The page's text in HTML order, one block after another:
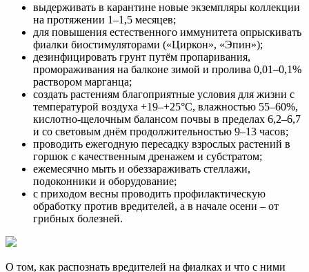
выдерживать в карантине новые экземпляры коллекции
на протяжении 1–1,5 месяцев;
для повышения естественного иммунитета опрыскивать
фиалки биостимуляторами («Циркон», «Эпин»);
дезинфицировать грунт путём пропаривания,
промораживания на балконе зимой и пролива 0,01–0,1%
раствором марганца;
создать растениям благоприятные условия для жизни с
температурой воздуха +19–+25°C, влажностью 55–60%,
кислотно-щелочным балансом почвы в пределах 6,2–6,7
и со световым днём продолжительностью 9–13 часов;
проводить ежегодную пересадку взрослых растений в
горшок с качественным дренажем и субстратом;
ежемесячно мыть и обеззараживать стеллажи,
подоконники и оборудование;
с приходом весны проводить профилактическую
обработку против вредителей, а в начале осени – от
грибных болезней.
О том, как распознать вредителей на фиалках и что с ними